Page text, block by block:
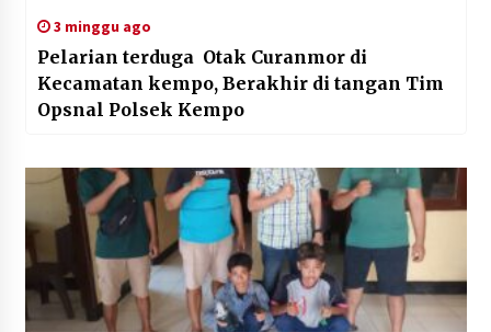
3 minggu ago
Pelarian terduga Otak Curanmor di
Kecamatan kempo, Berakhir di tangan Tim
Opsnal Polsek Kempo